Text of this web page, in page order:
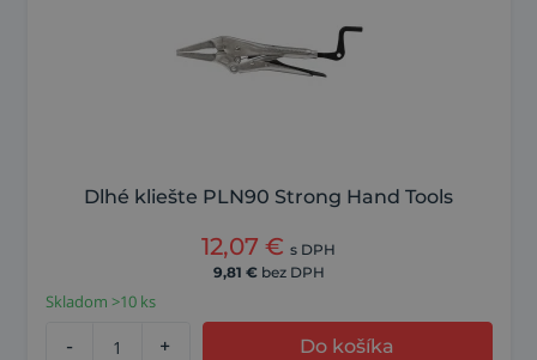
Dlhé kliešte PLN90 Strong Hand Tools
12,07 € s DPH
9,81 € bez DPH
Skladom >10 ks
- + Do košíka